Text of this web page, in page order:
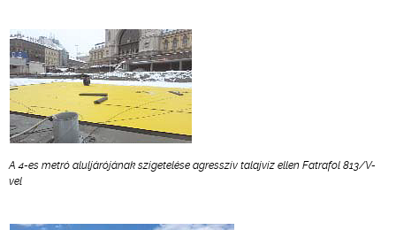
A 4-es metró aluljárójának szigetelése agresszív talajvíz ellen Fatrafol 813/V-
vel